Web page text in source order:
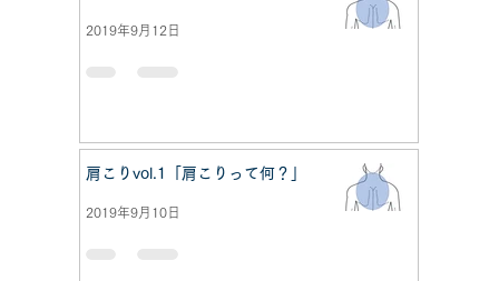
2019年9月12日
肩こりvol.1「肩こりって何？」
2019年9月10日